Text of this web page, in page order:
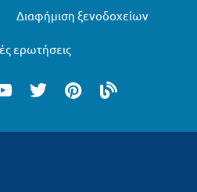
Διαφήμιση ξενοδοχείων
ερωτήσεις